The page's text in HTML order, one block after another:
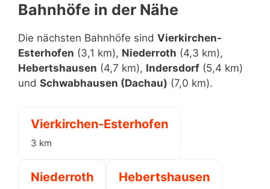
Bahnhöfe in der Nähe
Die nächsten Bahnhöfe sind Vierkirchen-
Esterhofen (3,1 km), Niederroth (4,3 km),
Hebertshausen (4,7 km), Indersdorf (5,4 km)
und Schwabhausen (Dachau) (7,0 km).
Vierkirchen-Esterhofen
3 km
Niederroth Hebertshausen